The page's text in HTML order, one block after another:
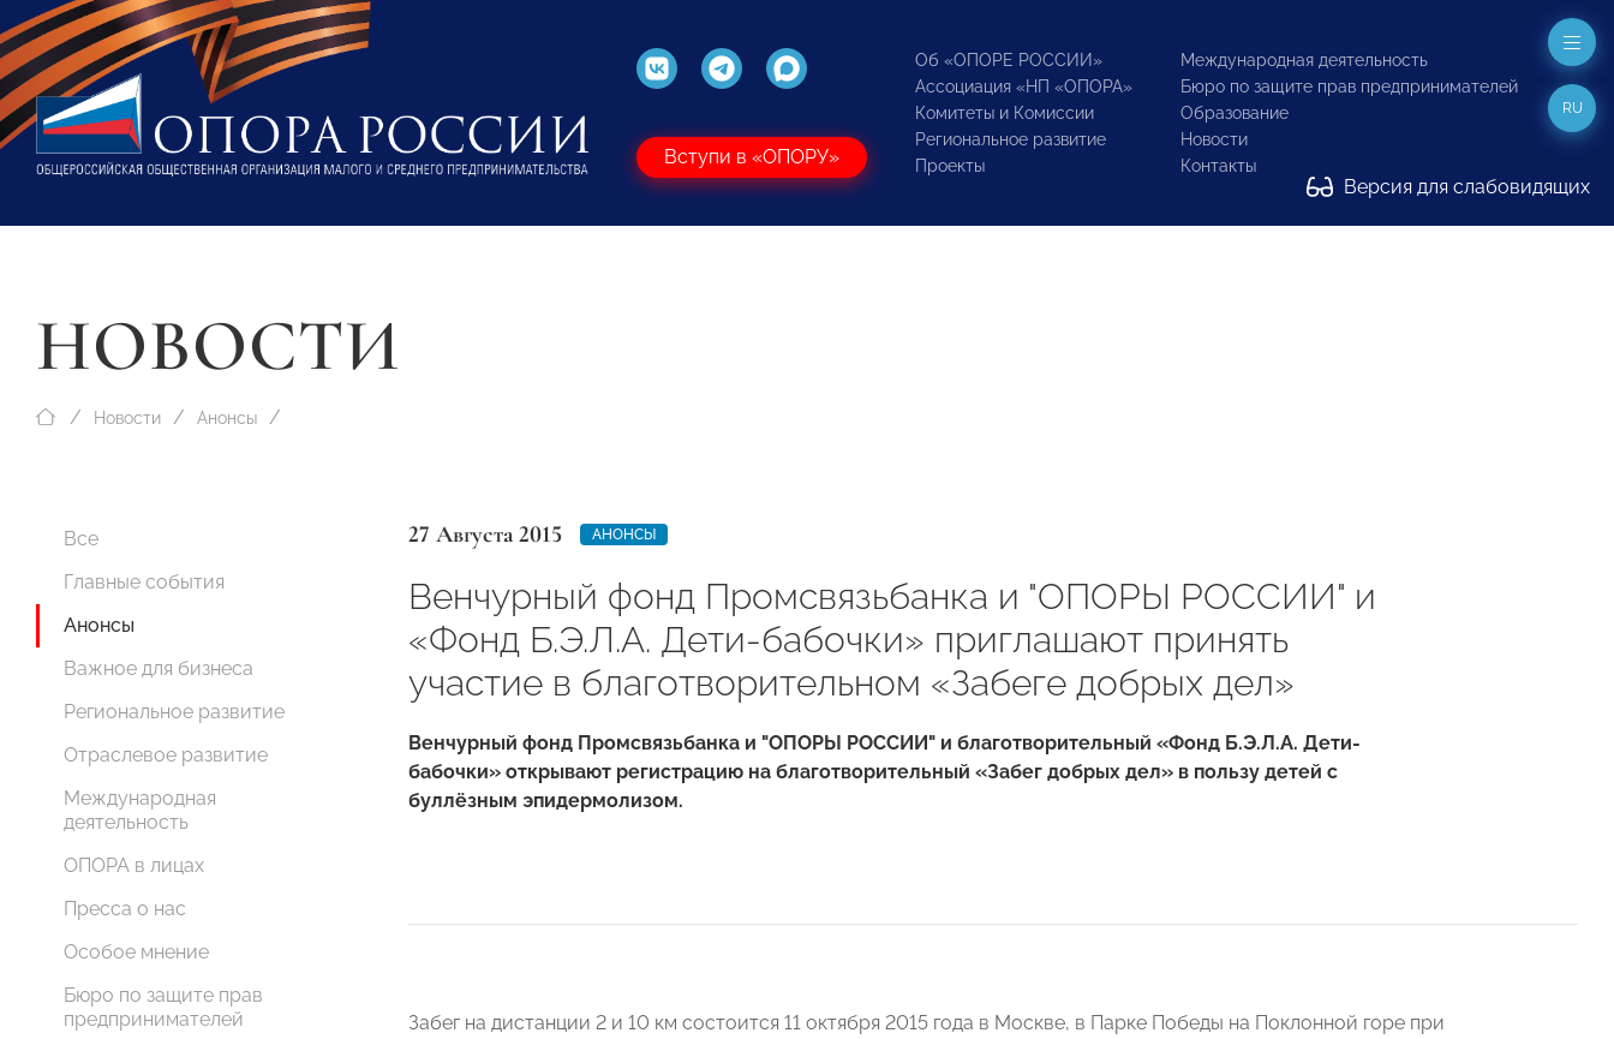
Вступи в «ОПОРУ»
Об «ОПОРЕ РОССИИ»
Ассоциация «НП «ОПОРА»
Комитеты и Комиссии
Региональное развитие
Проекты
Международная деятельность
Бюро по защите прав предпринимателей
Образование
Новости
Контакты
Версия для слабовидящих
RU
НОВОСТИ
Новости Анонсы
Все
Главные события
Анонсы
Важное для бизнеса
Региональное развитие
Отраслевое развитие
Международная
деятельность
ОПОРА в лицах
Пресса о нас
Особое мнение
Бюро по защите прав
предпринимателей
27 Августа 2015 АНОНСЫ
Венчурный фонд Промсвязьбанка и "ОПОРЫ РОССИИ" и
«Фонд Б.Э.Л.А. Дети-бабочки» приглашают принять
участие в благотворительном «Забеге добрых дел»
Венчурный фонд Промсвязьбанка и "ОПОРЫ РОССИИ" и благотворительный «Фонд Б.Э.Л.А. Дети-
бабочки» открывают регистрацию на благотворительный «Забег добрых дел» в пользу детей с
буллёзным эпидермолизом.
Забег на дистанции 2 и 10 км состоится 11 октября 2015 года в Москве, в Парке Победы на Поклонной горе при